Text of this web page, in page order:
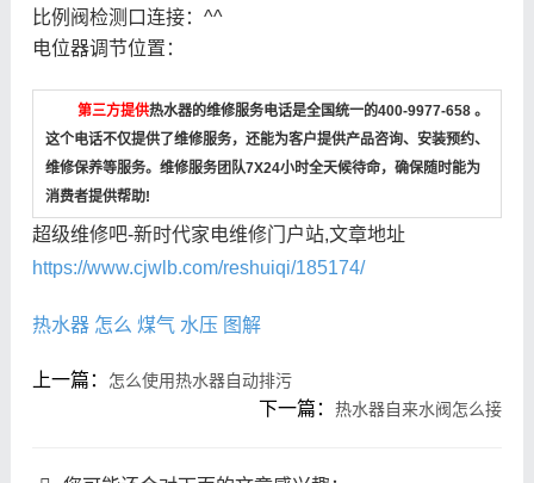
比例阀检测口连接：^^
电位器调节位置：
第三方提供热水器的维修服务电话是全国统一的400-9977-658 。
这个电话不仅提供了维修服务，还能为客户提供产品咨询、安装预约、
维修保养等服务。维修服务团队7X24小时全天候待命，确保随时能为
消费者提供帮助!
超级维修吧-新时代家电维修门户站,文章地址
https://www.cjwlb.com/reshuiqi/185174/
热水器 怎么 煤气 水压 图解
上一篇： 怎么使用热水器自动排污
下一篇：热水器自来水阀怎么接